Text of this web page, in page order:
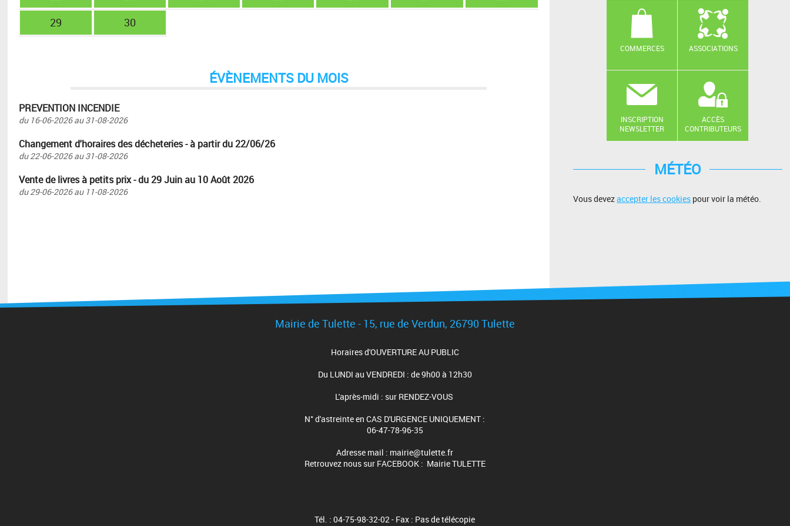
29
30
ÉVÈNEMENTS DU MOIS
PREVENTION INCENDIE
du 16-06-2026au31-08-2026
Changement d'horaires des décheteries - à partir du 22/06/26
du22-06-2026au31-08-2026
Vente de livres à petits prix - du 29 Juin au 10 Août 2026
du29-06-2026au 11-08-2026
COMMERCES ASSOCIATIONS
INSCRIPTION
NEWSLETTER
ACCÈS
CONTRIBUTEURS
MÉTÉO
Vous devezaccepter les cookies pour voir la météo.
Mairie de Tulette - 15, rue de Verdun, 26790 Tulette
Horaires d'OUVERTURE AU PUBLIC
Du LUNDI au VENDREDI : de 9h00 à 12h30
L'après-midi : sur RENDEZ-VOUS
N° d'astreinte en CAS D'URGENCE UNIQUEMENT :
06-47-78-96-35
Adresse mail : mairie@tulette.fr
Retrouvez nous sur FACEBOOK : Mairie TULETTE
Tél. : 04-75-98-32-02 - Fax : Pas de télécopie